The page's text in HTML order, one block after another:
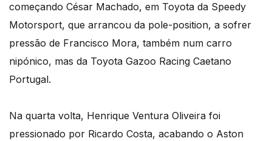
começando César Machado, em Toyota da Speedy
Motorsport, que arrancou da pole-position, a sofrer
pressão de Francisco Mora, também num carro
nipónico, mas da Toyota Gazoo Racing Caetano
Portugal.
Na quarta volta, Henrique Ventura Oliveira foi
pressionado por Ricardo Costa, acabando o Aston